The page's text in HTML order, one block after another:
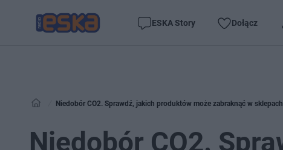
ESKA Story Dołącz
Niedobór CO2. Sprawdź, jakich produktów może zabraknąć w
Niedobór CO2.